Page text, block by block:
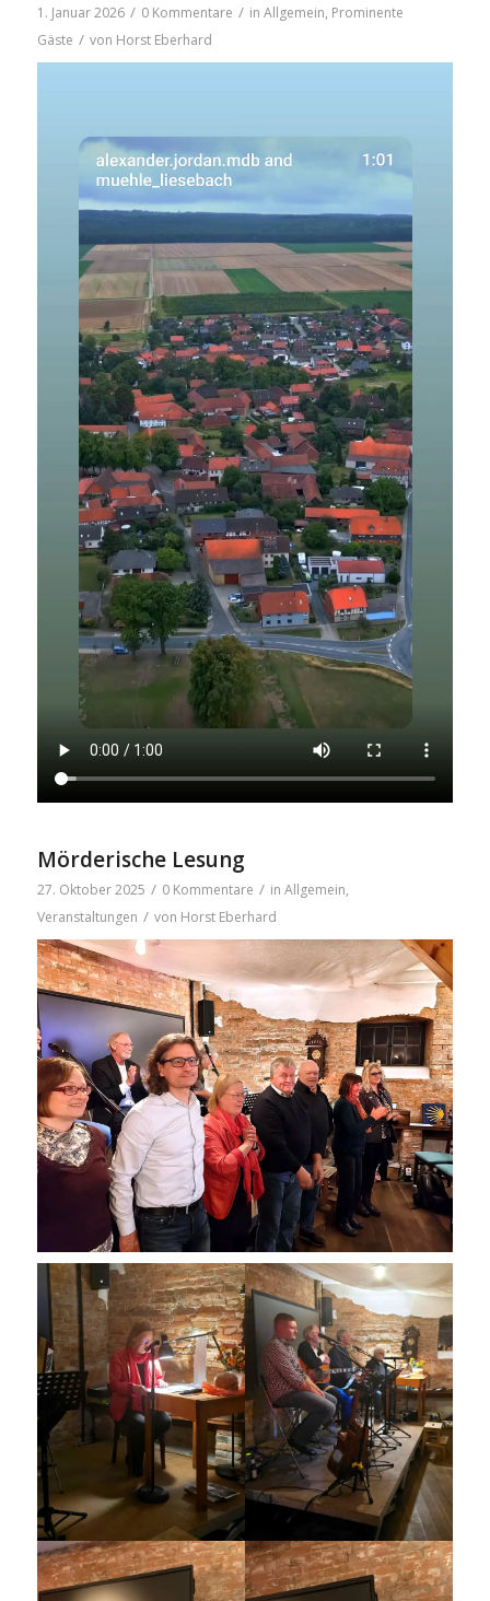
1. Januar 2026 / 0 Kommentare / in Allgemein, Prominente
Gäste / von Horst Eberhard
Mörderische Lesung
27. Oktober 2025 / 0 Kommentare / in Allgemein,
Veranstaltungen / von Horst Eberhard